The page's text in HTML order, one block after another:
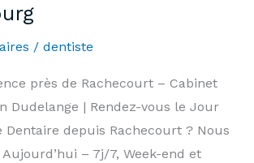
/ dentiste
près de Rachecourt – Cabinet
Dudelange | Rendez-vous le Jour
Dentaire depuis Rachecourt ? Nous
Aujourd’hui – 7j/7, Week-end et